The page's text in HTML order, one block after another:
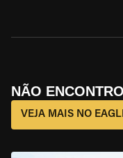
NÃO
VEJA MAIS NO